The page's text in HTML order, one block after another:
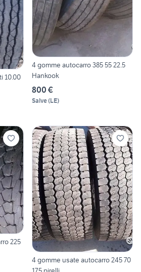
10.00
4 gomme autocarro 385 55 22.5
Hankook
800 €
Salve(LE)
225
4 gomme usate autocarro 245 70